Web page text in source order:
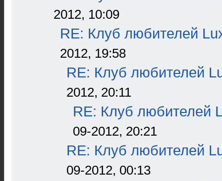
2012, 10:09
RE: Клуб любителей
2012, 19:58
RE: Клуб любителей
2012, 20:11
RE: Клуб любителей
09-2012, 20:21
RE: Клуб любителей
09-2012, 00:13